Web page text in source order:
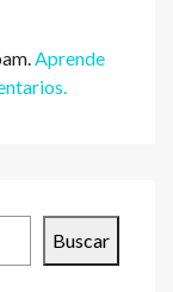
Aprende
Buscar